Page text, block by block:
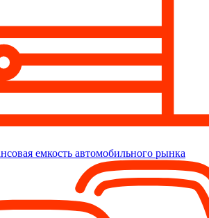
емкость автомобильного рынка